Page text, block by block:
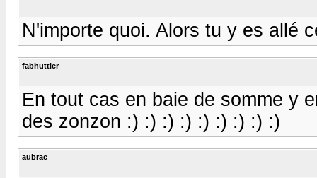
N'importe quoi. Alors tu y es allé
fabhuttier
En tout cas en baie de somme y
des zonzon :) :) :) :) :) :) :) :) :)
aubrac